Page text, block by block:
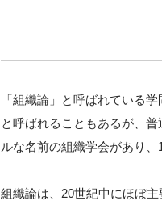
「組織論」と呼ばれている
と呼ばれることもあるが、
ルな名前の組織学会があり
組織論は、20世紀中にほぼ